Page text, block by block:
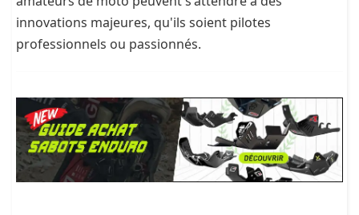
innovations majeures, qu'ils soient pilotes
professionnels ou passionnés.